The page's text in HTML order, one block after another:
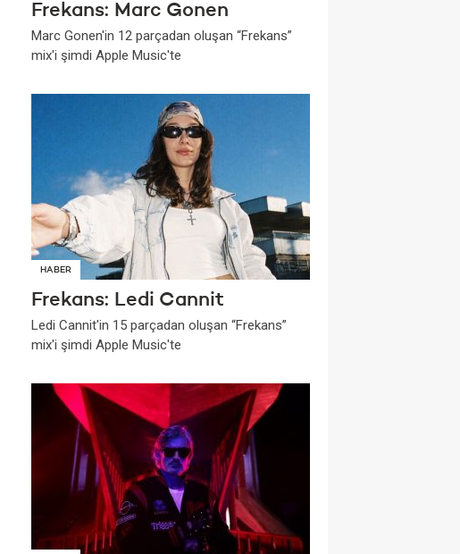
Frekans: Marc Gonen
Marc Gonen'in 12 parçadan oluşan “Frekans”
mix'i şimdi Apple Music'te
HABER
Frekans: Ledi Cannit
Ledi Cannit'in 15 parçadan oluşan “Frekans”
mix'i şimdi Apple Music'te